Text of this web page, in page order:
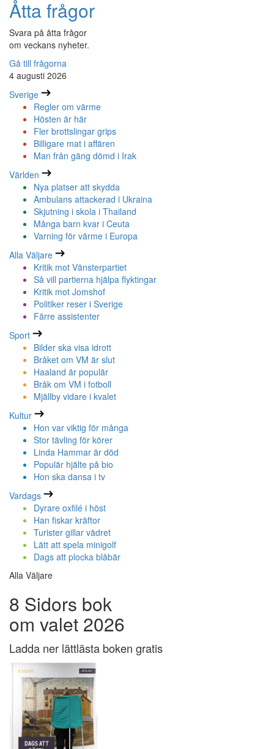
Åtta frågor
Svara på åtta frågor
om veckans nyheter.
Gå till frågorna
4 augusti 2026
Sverige
Regler om värme
Hösten är här
Fler brottslingar grips
Billigare mat i affären
Man från gäng dömd i Irak
Världen
Nya platser att skydda
Ambulans attackerad i Ukraina
Skjutning i skola i Thailand
Många barn kvar i Ceuta
Varning för värme i Europa
Alla Väljare
Kritik mot Vänsterpartiet
Så vill partierna hjälpa flyktingar
Kritik mot Jomshof
Politiker reser i Sverige
Färre assistenter
Sport
Bilder ska visa idrott
Bråket om VM är slut
Haaland är populär
Bråk om VM i fotboll
Mjällby vidare i kvalet
Kultur
Hon var viktig för många
Stor tävling för körer
Linda Hammar är död
Populär hjälte på bio
Hon ska dansa i tv
Vardags
Dyrare oxfilé i höst
Han fiskar kräftor
Turister gillar vädret
Lätt att spela minigolf
Dags att plocka blåbär
Alla Väljare
8 Sidors bok
om valet 2026
Ladda ner lättlästa boken gratis